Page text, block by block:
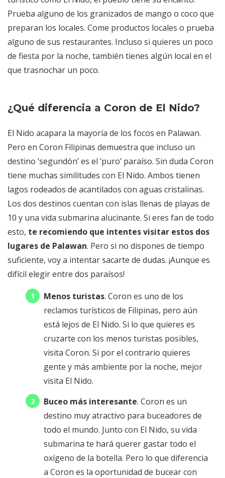
Prueba alguno de los granizados de mango o coco que
preparan los locales. Come productos locales o prueba
alguno de sus restaurantes. Incluso si quieres un poco
de fiesta por la noche, también tienes algún local en el
que trasnochar un poco.
¿Qué diferencia a Coron de El Nido?
El Nido acapara la mayoría de los focos en Palawan.
Pero en Coron Filipinas demuestra que incluso un
destino ‘segundón’ es el ‘puro’ paraíso. Sin duda Coron
tiene muchas similitudes con El Nido. Ambos tienen
lagos rodeados de acantilados con aguas cristalinas.
Los dos destinos cuentan con islas llenas de playas de
10 y una vida submarina alucinante. Si eres fan de todo
esto, te recomiendo que intentes visitar estos dos
lugares de Palawan. Pero si no dispones de tiempo
suficiente, voy a intentar sacarte de dudas. ¡Aunque es
difícil elegir entre dos paraísos!
Menos turistas. Coron es uno de los
reclamos turísticos de Filipinas, pero aún
está lejos de El Nido. Si lo que quieres es
cruzarte con los menos turistas posibles,
visita Coron. Si por el contrario quieres
gente y más ambiente por la noche, mejor
visita El Nido.
Buceo más interesante. Coron es un
destino muy atractivo para buceadores de
todo el mundo. Junto con El Nido, su vida
submarina te hará querer gastar todo el
oxígeno de la botella. Pero lo que diferencia
a Coron es la oportunidad de bucear con